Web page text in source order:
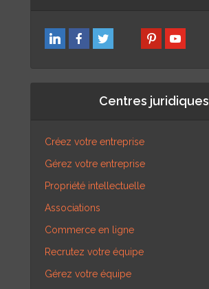
Centres juridiques
Créez votre entreprise
Gérez votre entreprise
Propriété intellectuelle
Associations
Commerce en ligne
Recrutez votre équipe
Gérez votre équipe